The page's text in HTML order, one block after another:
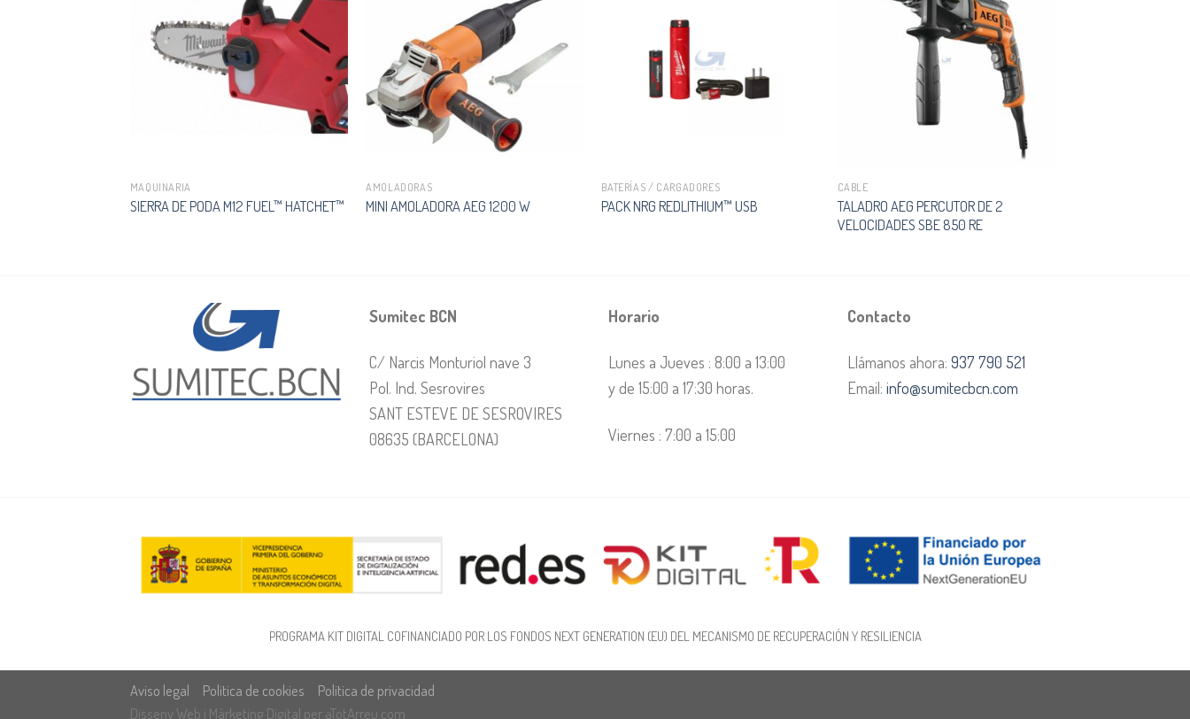
MAQUINARIA
SIERRA DE PODA M12 FUEL™ HATCHET™
AMOLADORAS
MINI AMOLADORA AEG 1200 W
BATERÍAS / CARGADORES
PACK NRG REDLITHIUM™ USB
CABLE
TALADRO AEG PERCUTOR DE 2
VELOCIDADES SBE 850 RE
Sumitec BCN
C/ Narcis Monturiol nave 3
Pol. Ind. Sesrovires
SANT ESTEVE DE SESROVIRES
08635 (BARCELONA)
Horario
Lunes a Jueves : 8:00 a 13:00
y de 15:00 a 17:30 horas.
Viernes : 7:00 a 15:00
Contacto
Llámanos ahora: 937 790 521
Email: info@sumitecbcn.com
PROGRAMA KIT DIGITAL COFINANCIADO POR LOS FONDOS NEXT GENERATION (EU) DEL MECANISMO DE RECUPERACIÓN Y RESILIENCIA
Aviso legal Politica de cookies
Politica de privacidad
Disseny Web i Màrketing Digital peraTotArreu.com